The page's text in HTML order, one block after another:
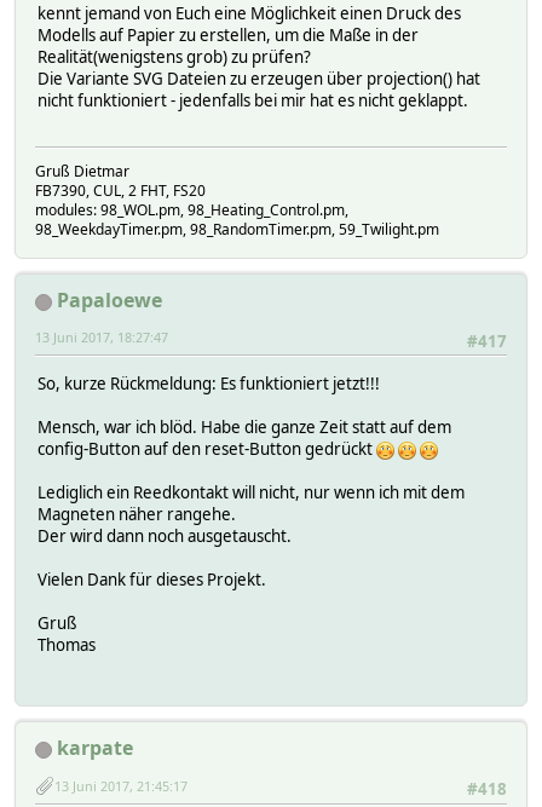
kennt jemand von Euch eine Möglichkeit einen Druck des
Modells auf Papier zu erstellen, um die Maße in der
Realität(wenigstens grob) zu prüfen?
Die Variante SVG Dateien zu erzeugen über projection() hat
nicht funktioniert - jedenfalls bei mir hat es nicht geklappt.
Gruß Dietmar
FB7390, CUL, 2 FHT, FS20
modules: 98_WOL.pm, 98_Heating_Control.pm,
98_WeekdayTimer.pm, 98_RandomTimer.pm, 59_Twilight.pm
Papaloewe
#417
13 Juni 2017, 18:27:47
So, kurze Rückmeldung: Es funktioniert jetzt!!!
Mensch, war ich blöd. Habe die ganze Zeit statt auf dem
config-Button auf den reset-Button gedrückt
Lediglich ein Reedkontakt will nicht, nur wenn ich mit dem
Magneten näher rangehe.
Der wird dann noch ausgetauscht.
Vielen Dank für dieses Projekt.
Gruß
Thomas
karpate
#418
13 Juni 2017, 21:45:17